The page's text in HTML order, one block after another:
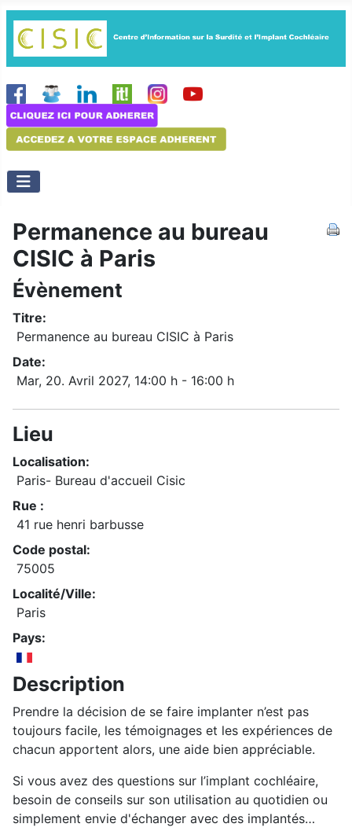
Permanence au bureau
CISIC à Paris
Évènement
Titre:
Permanence au bureau CISIC à Paris
Date:
Mar, 20. Avril 2027, 14:00 h - 16:00 h
Lieu
Localisation:
Paris- Bureau d'accueil Cisic
Rue :
41 rue henri barbusse
Code postal:
75005
Localité/Ville:
Paris
Pays:
Description
Prendre la décision de se faire implanter n’est pas
toujours facile, les témoignages et les expériences de
chacun apportent alors, une aide bien appréciable.
Si vous avez des questions sur l’implant cochléaire,
besoin de conseils sur son utilisation au quotidien ou
simplement envie d'échanger avec des implantés…